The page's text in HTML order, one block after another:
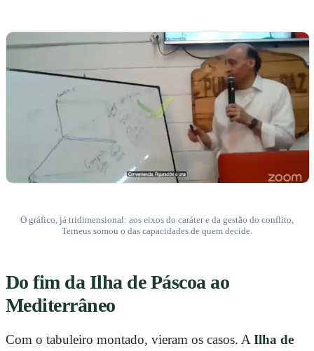
O gráfico, já tridimensional: aos eixos do caráter e da gestão do conflito,
Terneus somou o das capacidades de quem decide.
Do fim da Ilha de Páscoa ao
Mediterrâneo
Com o tabuleiro montado, vieram os casos. A Ilha de